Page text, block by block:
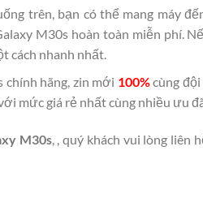
trên, bạn có thể mang máy
M30s hoàn toàn miễn phí.
cách nhanh nhất.
chính hãng, zin mới 100%cùng đội
mức giá rẻ nhất cùng nhiều ưu
M30s, , quý khách vui lòng liên